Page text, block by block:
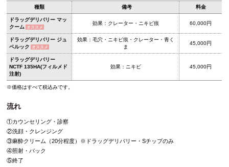
種類 備考 料金
ドラッグデリバリー マッ
クーム
オススメ
効果：クレーター・ニキビ痕 60,000円
ドラッグデリバリー ジュ
ベルック
オススメ
効果：毛穴・ニキビ痕・クレーター・青く
ま
45,000円
ドラッグデリバリー
NCTF 135HA(フィルメド
注射)
効果：ニキビ 45,000円
※価格はすべて税込みです。
流れ
①カウンセリング・診察
②洗顔・クレンジング
③麻酔クリーム（20分程度）※ドラッグデリバリー・Sチップのみ
④照射・パック
⑤終了